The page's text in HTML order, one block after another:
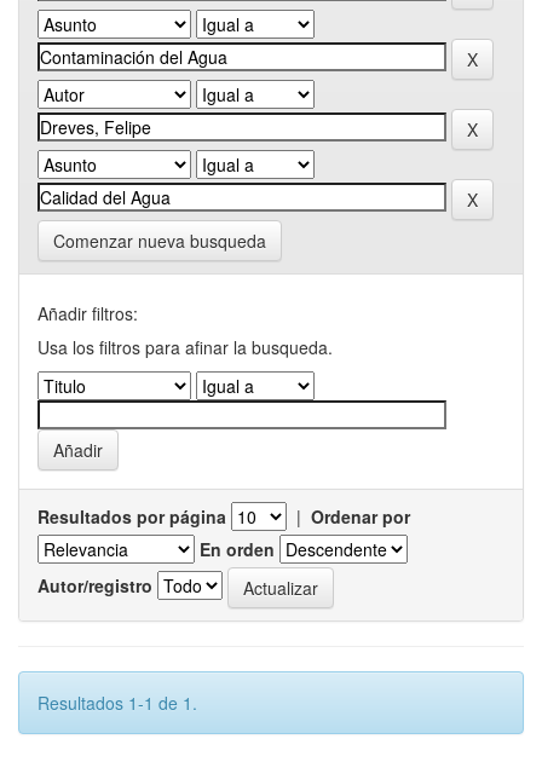
Comenzar nueva busqueda
Añadir filtros:
Usa los filtros para afinar la busqueda.
Resultados por página | Ordenar por
En orden
Autor/registro
Resultados 1-1 de 1.